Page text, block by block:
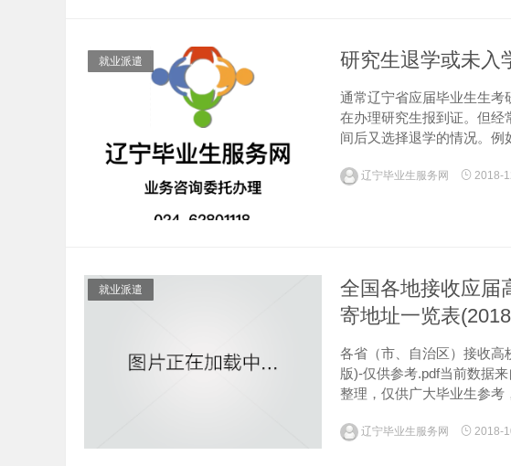
研究生退学或未入
就业派遣
通常辽宁省应届毕业生生考
在办理研究生报到证。但经
间后又选择退学的情况。
等所需的重要证明文件...
辽宁毕业生服务网 2018-
全国各地接收应届
寄地址一览表
就业派遣
各省（市、自治区）接收高
版)-仅供参考.pdf当前数据
整理，仅供广大毕业生参考
辽宁毕业生服务网 2018-